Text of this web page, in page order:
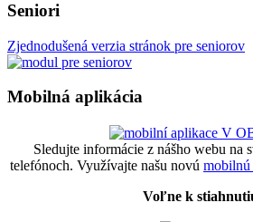
Seniori
Zjednodušená verzia stránok pre seniorov
Mobilná aplikácia
Sledujte informácie z nášho webu na
telefónoch. Využívajte našu novú
Voľne k